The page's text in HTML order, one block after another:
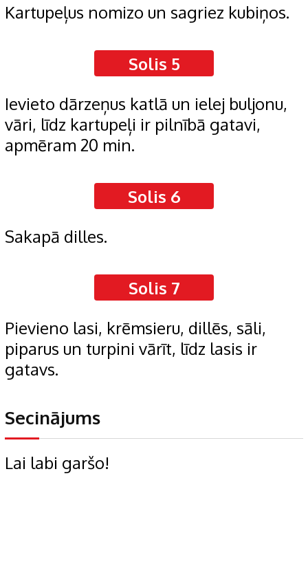
Kartupeļus nomizo un sagriez kubiņos.
Solis 5
Ievieto dārzeņus katlā un ielej buljonu,
vāri, līdz kartupeļi ir pilnībā gatavi,
apmēram 20 min.
Solis 6
Sakapā dilles.
Solis 7
Pievieno lasi, krēmsieru, dillēs, sāli,
piparus un turpini vārīt, līdz lasis ir
gatavs.
Secinājums
Lai labi garšo!